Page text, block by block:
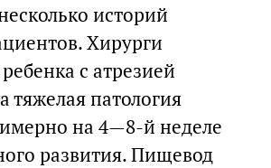
историй
Хирурги
с атрезией
тяжелая патология
на 4—8-й неделе
развития. Пищевод